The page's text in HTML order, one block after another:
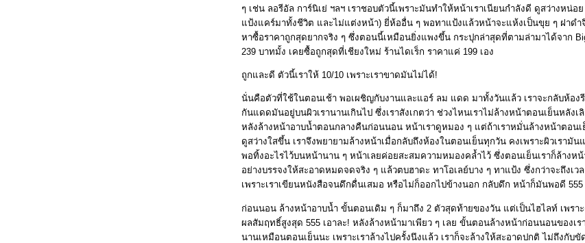
ๆ เช่น ลอรีอัล การ์นิเย่ ฯลฯ เราชอบตัวนี้เพราะมันทำให้หน้าเราเนียนกำลังดี ดูสว่างหน่อ
ป้งแคร์มาทั้งชีวิต และไม่แต่งหน้า) ยี่ห้ออื่น ๆ พอทาแป้งแล้วหน้าจะแห้งเป็นขุย ๆ ฝาดำ
หาซื้อราคาถูกสุดยากจริง ๆ ซึ่งตอนนี้เหมือนยิ่งแพงขึ้น กระปุกล่าสุดที่ตามล่ามาได้จาก
239 บาทมั้ง เคยซื้อถูกสุดที่เชียงใหม่ ร้านไดเร็ก ราคาแค่ 199 เอง
ถูกและดี ตัวนี้เราให้ 10/10 เพราะเราขาดมันไม่ได้!
นั่นคือตัวที่ใช้ในตอนเช้า พอเผชิญกับงานและแอร์ ลม แดด มาทั้งวันแล้ว เราจะกลับห้อง
กันแดดมันอยู่บนผิวเรานานเกินไป ซึ่งเราสังเกตว่า ช่วงไหนเราไม่ล้างหน้าตอนเย็นหลังเ
หลังล้างหน้าอาบน้ำตอนกลางคืนก่อนนอน หน้าเราดูหมอง ๆ แต่ถ้าเราหมั่นล้างหน้าตอนเ
ดูสว่างใสขึ้น เราจึงพยายามล้างหน้าเมื่อกลับถึงห้องในตอนเย็นทุกวัน คงเพราะผิวเรามั
พอทิ้งอะไรไว้บนหน้านาน ๆ หน้าเลยค่อยสะสมความหมองคล้ำไว้ ซึ่งตอนเย็นเราก็ล้างห
อย่างบรรจงให้สะอาดหมดจดจริง ๆ แล้วตบฮาดะ ทาโอเลย์บาง ๆ ทาแป้ง ซึ่งกว่าจะถึงเว
เพราะเราเขียนหนังสือจนดึกดื่นเสมอ หรือไม่ก็ออกไปข้างนอก กลับดึก หน้าก็มันพอดี 555
ก่อนนอน ล้างหน้าอาบน้ำ ขั้นตอนเดิม ๆ ก็มาถึง 2 ตัวสุดท้ายของวัน แต่เป็นไฮไลท์ เพรา
ผลสัมฤทธิ์สูงสุด 555 เอาละ! หลังล้างหน้ามาเพียว ๆ เลย ขั้นตอนล้างหน้าก่อนนอนของเร
นานเหมือนตอนเย็นนะ เพราะเราล้างไปครั้งนึงแล้ว เราก็จะล้างให้สะอาดปกติ ไม่ถึงกับ